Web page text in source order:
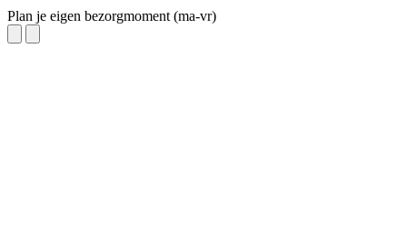
Plan je eigen bezorgmoment (ma-vr)